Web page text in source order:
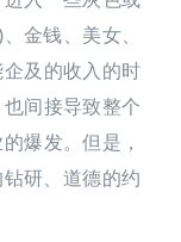
金钱、美女、
及的收入的时
间接导致整个
爆发。但是，
研、道德的约